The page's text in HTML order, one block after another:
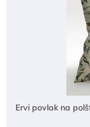
Ervi povlak na